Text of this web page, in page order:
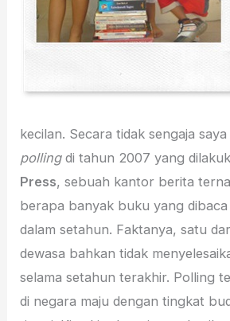
kecilan. Secara tidak sengaja
pollingdi tahun 2007 yang
Press, sebuah kantor berita
berapa banyak buku yang
dalam setahun. Faktanya, satu
dewasa bahkan tidak
selama setahun terakhir. Polling
di negara maju dengan tingkat